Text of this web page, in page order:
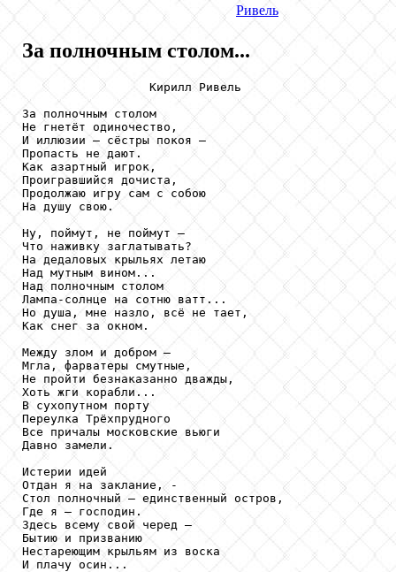
Ривель
За полночным столом...
                  Кирилл Ривель
За полночным столом
Не гнетёт одиночество,
И иллюзии – сёстры покоя –
Пропасть не дают.
Как азартный игрок,
Проигравшийся дочиста,
Продолжаю игру сам с собою
На душу свою.
Ну, поймут, не поймут –
Что наживку заглатывать?
На дедаловых крыльях летаю
Над мутным вином...
Над полночным столом
Лампа-солнце на сотню ватт...
Но душа, мне назло, всё не тает,
Как снег за окном.
Между злом и добром –
Мгла, фарватеры смутные,
Не пройти безнаказанно дважды,
Хоть жги корабли...
В сухопутном порту
Переулка Трёхпрудного
Все причалы московские вьюги
Давно замели.
Истерии идей
Отдан я на заклание, -
Стол полночный – единственный остров,
Где я – господин.
Здесь всему свой черед –
Бытию и призванию
Нестареющим крыльям из воска
И плачу осин...